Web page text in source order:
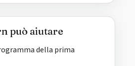
può aiutare
della prima